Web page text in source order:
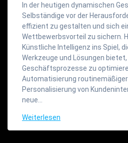
In der heutigen dynamischen
Selbständige vor der
effizient zu gestalten und sich
Wettbewerbsvorteil zu sichern.
Künstliche Intelligenz ins Spiel,
Werkzeuge und Lösungen
Geschäftsprozesse zu
Automatisierung
Personalisierung von
neue…
Weiterlesen